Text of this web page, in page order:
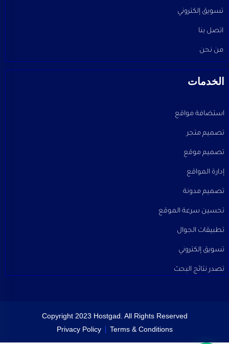
تسويق إلكتروني
اتصل بنا
من نحن
الخدمات
استضافة مواقع
تصميم متجر
تصميم موقع
إدارة المواقع
تصميم مدونة
تحسين سرعة الموقع
تطبيقات الجوال
تسويق إلكتروني
تصدر نتائج البحث
Copyright 2023 Hostgad. All Rights Reserved
Terms & Conditions
Privacy Policy